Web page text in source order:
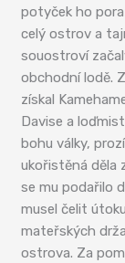
potyček ho
celý ostrov a
souostroví
obchodní lodě.
získal
Davise a
bohu války,
ukořistěná děla
se mu podařilo
musel čelit
mateřských
ostrova. Za